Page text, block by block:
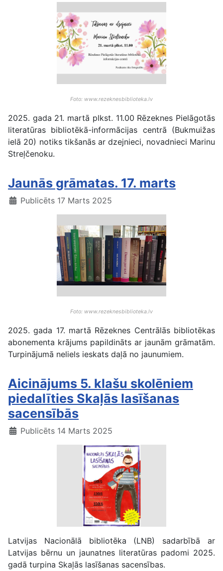
Foto: www.rezeknesbiblioteka.lv
2025. gada 21. martā plkst. 11.00 Rēzeknes Pielāgotās
literatūras bibliotēkā-informācijas centrā (Bukmuižas
ielā 20) notiks tikšanās ar dzejnieci, novadnieci Marinu
Streļčenoku.
Jaunās grāmatas. 17. marts
Publicēts 17 Marts 2025
Foto: www.rezeknesbiblioteka.lv
2025. gada 17. martā Rēzeknes Centrālās bibliotēkas
abonementa krājums papildināts ar jaunām grāmatām.
Turpinājumā neliels ieskats daļā no jaunumiem.
Aicinājums 5. klašu skolēniem
piedalīties Skaļās lasīšanas
sacensībās
Publicēts 14 Marts 2025
Latvijas Nacionālā bibliotēka (LNB) sadarbībā ar
Latvijas bērnu un jaunatnes literatūras padomi 2025.
gadā turpina Skaļās lasīšanas sacensības.